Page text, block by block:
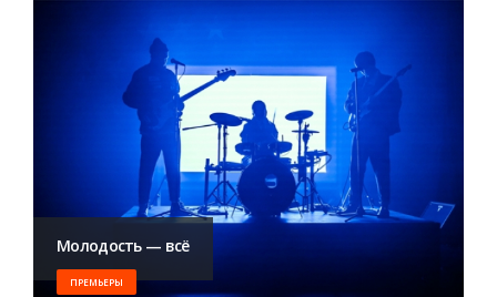
Молодость — всё
ПРЕМЬЕРЫ